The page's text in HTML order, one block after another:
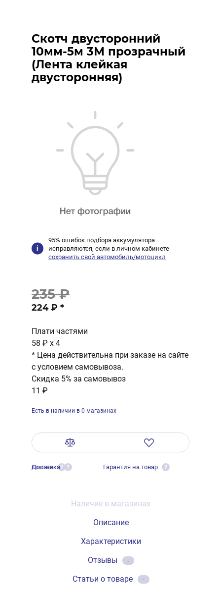
Скотч двусторонний
10мм-5м 3М прозрачный
(Лента клейкая
двусторонняя)
95% ошибок подбора аккумулятора
исправляются, если в личном кабинете
сохранить свой автомобиль/мотоцикл
235 ₽
224 ₽ *
Плати частями
58 ₽ x 4
* Цена действительна при заказе на сайте
с условием самовывоза.
Скидка 5% за самовывоз
11 ₽
Есть в наличии в 0 магазинах
Оплата ?
Доставка ? Гарантия на товар ?
Наличие в магазинах
Описание
Характеристики
Отзывы
-
Статьи о товаре -